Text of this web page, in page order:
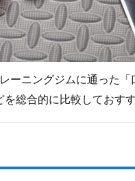
ーニングジムに通った
総合的に比較しておす